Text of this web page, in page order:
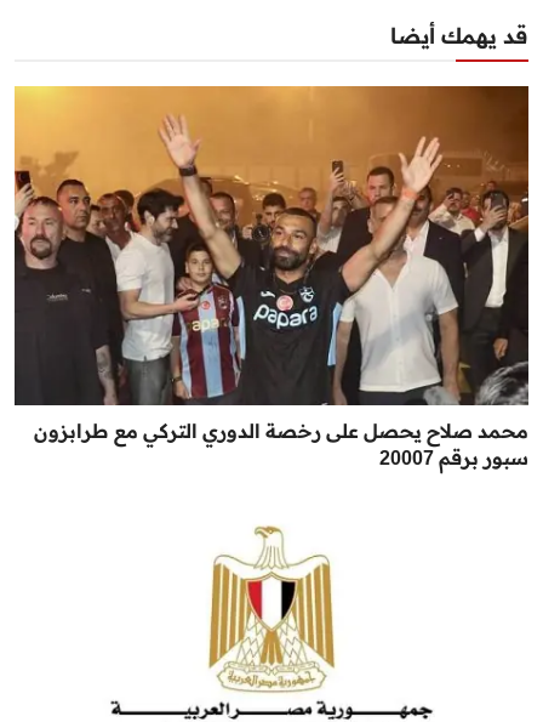
قد يهمك أيضا
محمد صلاح يحصل على رخصة الدوري التركي مع طرابزون
سبور برقم 20007